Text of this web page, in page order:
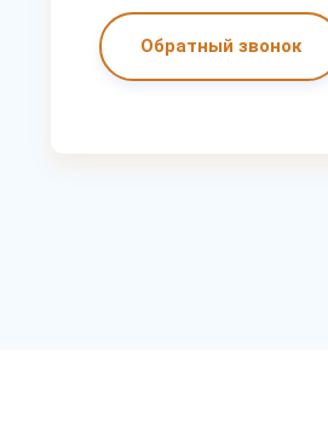
Обратный звонок